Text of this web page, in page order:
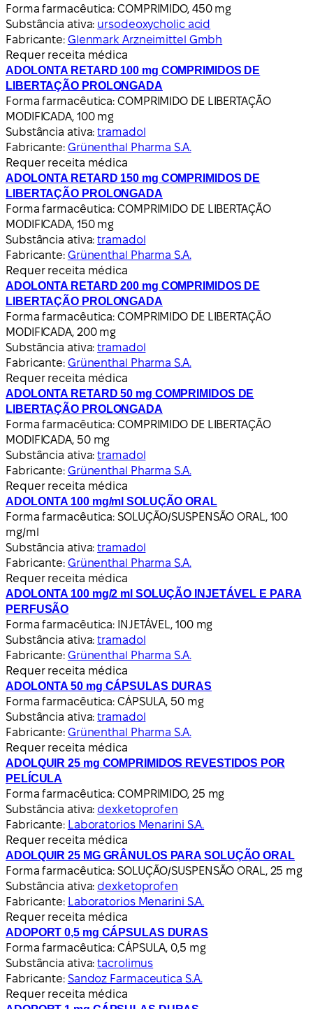
Forma farmacêutica: COMPRIMIDO, 450 mg
Substância ativa: ursodeoxycholic acid
Fabricante: Glenmark Arzneimittel Gmbh
Requer receita médica
ADOLONTA RETARD 100 mg COMPRIMIDOS DE
LIBERTAÇÃO PROLONGADA
Forma farmacêutica: COMPRIMIDO DE LIBERTAÇÃO
MODIFICADA, 100 mg
Substância ativa:tramadol
Fabricante: Grünenthal Pharma S.A.
Requer receita médica
ADOLONTA RETARD 150 mg COMPRIMIDOS DE
LIBERTAÇÃO PROLONGADA
Forma farmacêutica: COMPRIMIDO DE LIBERTAÇÃO
MODIFICADA, 150 mg
Substância ativa:tramadol
Fabricante: Grünenthal Pharma S.A.
Requer receita médica
ADOLONTA RETARD 200 mg COMPRIMIDOS DE
LIBERTAÇÃO PROLONGADA
Forma farmacêutica: COMPRIMIDO DE LIBERTAÇÃO
MODIFICADA, 200 mg
Substância ativa:tramadol
Fabricante: Grünenthal Pharma S.A.
Requer receita médica
ADOLONTA RETARD 50 mg COMPRIMIDOS DE
LIBERTAÇÃO PROLONGADA
Forma farmacêutica: COMPRIMIDO DE LIBERTAÇÃO
MODIFICADA, 50 mg
Substância ativa:tramadol
Fabricante: Grünenthal Pharma S.A.
Requer receita médica
ADOLONTA 100 mg/ml SOLUÇÃO ORAL
Forma farmacêutica: SOLUÇÃO/SUSPENSÃO ORAL, 100
mg/ml
Substância ativa:tramadol
Fabricante: Grünenthal Pharma S.A.
Requer receita médica
ADOLONTA 100 mg/2 ml SOLUÇÃO INJETÁVEL E PARA
PERFUSÃO
Forma farmacêutica: INJETÁVEL, 100 mg
Substância ativa:tramadol
Fabricante: Grünenthal Pharma S.A.
Requer receita médica
ADOLONTA 50 mg CÁPSULAS DURAS
Forma farmacêutica: CÁPSULA, 50 mg
Substância ativa:tramadol
Fabricante: Grünenthal Pharma S.A.
Requer receita médica
ADOLQUIR 25 mg COMPRIMIDOS REVESTIDOS POR
PELÍCULA
Forma farmacêutica: COMPRIMIDO, 25 mg
Substância ativa: dexketoprofen
Fabricante: Laboratorios Menarini S.A.
Requer receita médica
ADOLQUIR 25 MG GRÂNULOS PARA SOLUÇÃO ORAL
Forma farmacêutica: SOLUÇÃO/SUSPENSÃO ORAL, 25 mg
Substância ativa: dexketoprofen
Fabricante: Laboratorios Menarini S.A.
Requer receita médica
ADOPORT 0,5 mg CÁPSULAS DURAS
Forma farmacêutica: CÁPSULA, 0,5 mg
Substância ativa:tacrolimus
Fabricante: Sandoz Farmaceutica S.A.
Requer receita médica